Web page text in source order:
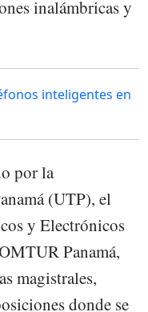
inalámbricas y
inteligentes en
por la
(UTP), el
y Electrónicos
Panamá,
magistrales,
donde se